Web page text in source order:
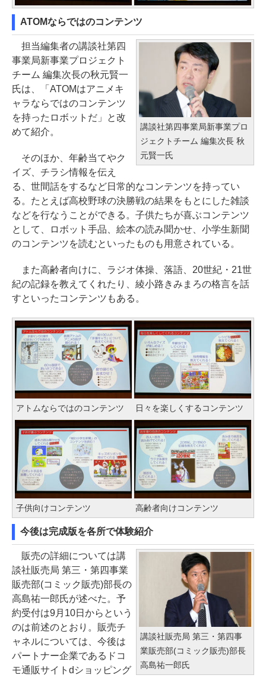
ATOMならではのコンテンツ
講談社第四事業局新事業プロ
ジェクトチーム 編集次長 秋
元賢一氏
担当編集者の講談社第四
事業局新事業プロジェクト
チーム 編集次長の秋元賢一
氏は、「ATOMはアニメキ
ャラならではのコンテンツ
を持ったロボットだ」と改
めて紹介。
そのほか、年齢当てやク
イズ、チラシ情報を伝え
る、世間話をするなど日常的なコンテンツを持ってい
る。たとえば高校野球の決勝戦の結果をもとにした雑談
などを行なうことができる。子供たちが喜ぶコンテンツ
として、ロボット手品、絵本の読み聞かせ、小学生新聞
のコンテンツを読むといったものも用意されている。
また高齢者向けに、ラジオ体操、落語、20世紀・21世
紀の記録を教えてくれたり、綾小路きみまろの格言を話
すといったコンテンツもある。
アトムならではのコンテンツ 日々を楽しくするコンテンツ
子供向けコンテンツ 高齢者向けコンテンツ
今後は完成版を各所で体験紹介
講談社販売局 第三・第四事
業販売部(コミック販売)部長
高島祐一郎氏
販売の詳細については講
談社販売局 第三・第四事業
販売部(コミック販売)部長の
高島祐一郎氏が述べた。予
約受付は9月10日からという
のは前述のとおり。販売チ
ャネルについては、今後は
パートナー企業であるドコ
モ通販サイトdショッピング